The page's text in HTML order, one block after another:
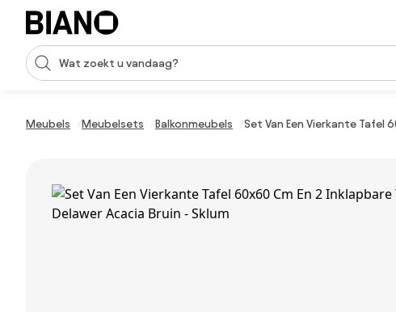
Navigatie overslaan, naar inhoud springen
Zoekopdracht invoeren
Meubels Meubelsets Balkonmeubels Set Van Een Vierkante Tafel